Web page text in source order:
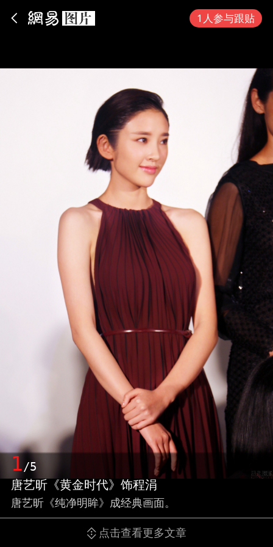
1人参与跟贴
1/5
唐艺昕《黄金时代》饰程涓
唐艺昕《纯净明眸》成经典画面。
点击查看更多文章